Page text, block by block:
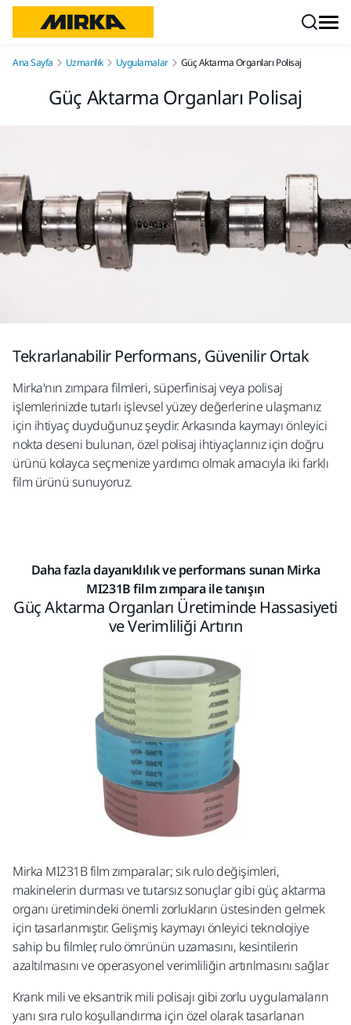
Ana Sayfa Uzmanlık Uygulamalar Güç Aktarma Organları Polisaj
Güç Aktarma Organları Polisaj
Tekrarlanabilir Performans, Güvenilir Ortak
Mirka'nın zımpara filmleri, süperfinisaj veya polisaj
işlemlerinizde tutarlı işlevsel yüzey değerlerine ulaşmanız
için ihtiyaç duyduğunuz şeydir. Arkasında kaymayı önleyici
nokta deseni bulunan, özel polisaj ihtiyaçlarınız için doğru
ürünü kolayca seçmenize yardımcı olmak amacıyla iki farklı
film ürünü sunuyoruz.
Daha fazla dayanıklılık ve performans sunan Mirka
MI231B film zımpara ile tanışın​
Güç Aktarma Organları Üretiminde Hassasiyeti
ve Verimliliği Artırın
Mirka MI231B film zımparalar; sık rulo değişimleri,
makinelerin durması ve tutarsız sonuçlar gibi güç aktarma
organı üretimindeki önemli zorlukların üstesinden gelmek
için tasarlanmıştır. Gelişmiş kaymayı önleyici teknolojiye
sahip bu filmler, rulo ömrünün uzamasını, kesintilerin
azaltılmasını ve operasyonel verimliliğin artırılmasını sağlar. ​
Krank mili ve eksantrik mili polisajı gibi zorlu uygulamaların
yanı sıra rulo koşullandırma için özel olarak tasarlanan